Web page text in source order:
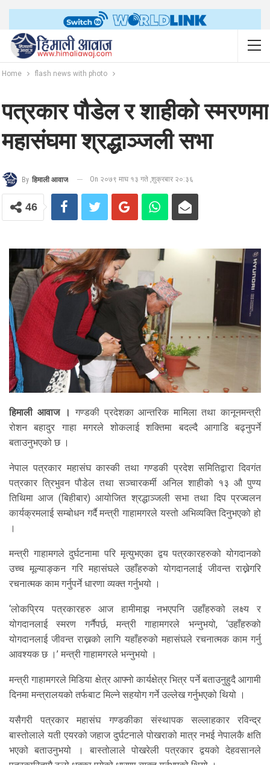
Home flash news with photo
पत्रकार पौडेल र शाहीको स्मरणमा
महासंघमा श्रद्धाञ्जली सभा
By हिमाली आवाज On २०७९ माघ १३ गते ,शुक्रबार २०:३६
46
हिमाली आवाज । गण्डकी प्रदेशका आन्तरिक मामिला तथा कानूनमन्त्री
रोशन बहादुर गाहा मगरले शोकलाई शक्तिमा बदल्दै आगाडि बढ्नुपर्ने
बताउनुभएको छ ।
नेपाल पत्रकार महासंघ कास्की तथा गण्डकी प्रदेश समितिद्वारा दिवगंत
पत्रकार त्रिभुवन पौडेल तथा सञ्चारकर्मी अनिल शाहीको १३ औ पुण्य
तिथिमा आज (बिहीबार) आयोजित श्रद्धाञ्जली सभा तथा दिप प्रज्वलन
कार्यक्रमलाई सम्बोधन गर्दै मन्त्री गाहामगरले यस्तो अभिव्यक्ति दिनुभएको हो
।
मन्त्री गाहामगले दुर्घटनामा परि मृत्युभएका द्वय पत्रकारहरुको योगदानको
उच्च मूल्याङ्कन गरि महासंघले उहाँहरुको योगदानलाई जीवन्त राख्नेगरि
रचनात्मक काम गर्नुपर्ने धारणा व्यक्त गर्नुभयो ।
‘लोकप्रिय पत्रकारहरु आज हामीमाझ नभएपनि उहाँहरुको लक्ष्य र
योगदानलाई स्मरण गर्नैपर्छ, मन्त्री गाहामगरले भन्नुभयो, ‘उहाँहरुको
योगदानलाई जीवन्त राख्नको लागि यहाँहरुको महासंघले रचनात्मक काम गर्नु
आवश्यक छ ।’ मन्त्री गाहामगरले भन्नुभयो ।
मन्त्री गाहामगरले मिडिया क्षेत्र आफ्नो कार्यक्षेत्र भित्र पर्ने बताउनुहुदै आगामी
दिनमा मन्त्रालयको तर्फबाट मिल्ने सहयोग गर्ने उल्लेख गर्नुभएको थियो ।
यसैगरी पत्रकार महासंघ गण्डकीका संस्थापक सल्लाहकार रविन्द्र
बास्तोलाले यती एयरको जहाज दुर्घटनाले पोखराको मात्र नभई नेपालकै क्षति
भएको बताउनुभयो । बास्तोलाले पोखरेली पत्रकार द्वयको देहवसानले